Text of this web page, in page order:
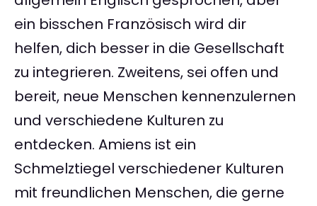
ein bisschen Französisch wird dir
helfen, dich besser in die Gesellschaft
zu integrieren. Zweitens, sei offen und
bereit, neue Menschen kennenzulernen
und verschiedene Kulturen zu
entdecken. Amiens ist ein
Schmelztiegel verschiedener Kulturen
mit freundlichen Menschen, die gerne